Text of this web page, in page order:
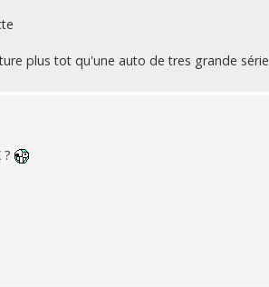
plus tot qu'une auto de tres grande série